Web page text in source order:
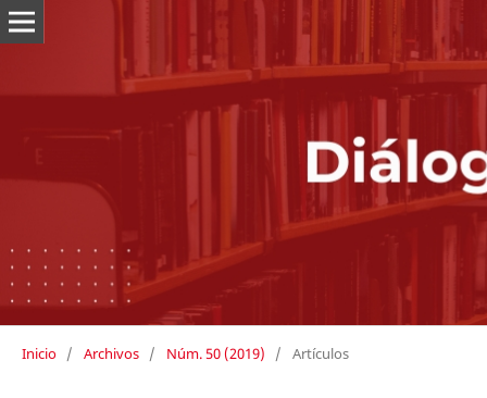
Inicio / Archivos / Núm. 50 (2019) / Artículos